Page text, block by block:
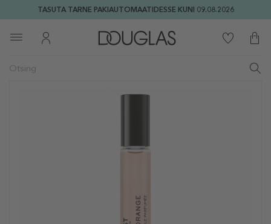
TASUTA TARNE PAKIAUTOMAATIDESSE KUNI 09.08.2026